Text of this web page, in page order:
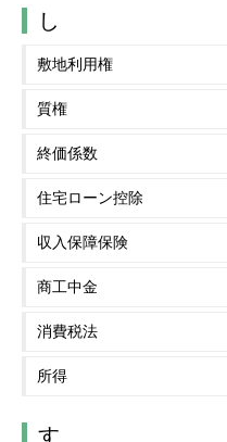
し
敷地利用権
質権
終価係数
住宅ローン控除
収入保障保険
商工中金
消費税法
所得
す